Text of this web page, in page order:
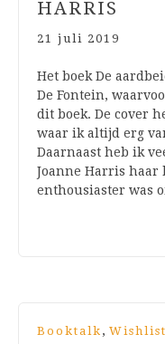
HARRIS
21 juli 2019
Het boek De
De Fontein,
dit boek. De cover
waar ik altijd erg
Daarnaast heb ik
Joanne Harris haar
enthousiaster was
Booktalk ,